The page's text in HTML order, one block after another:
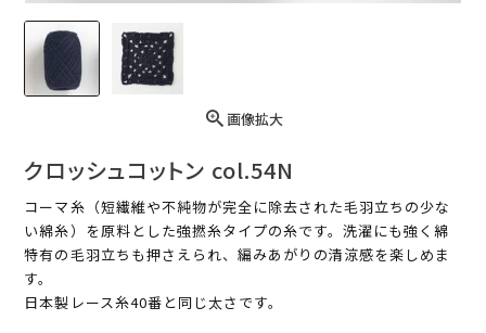
画像拡大
クロッシュコットン col.54N
コーマ糸（短繊維や不純物が完全に除去された毛羽立ちの少な
い綿糸）を原料とした強撚糸タイプの糸です。洗濯にも強く綿
特有の毛羽立ちも押さえられ、編みあがりの清涼感を楽しめま
す。
日本製レース糸40番と同じ太さです。